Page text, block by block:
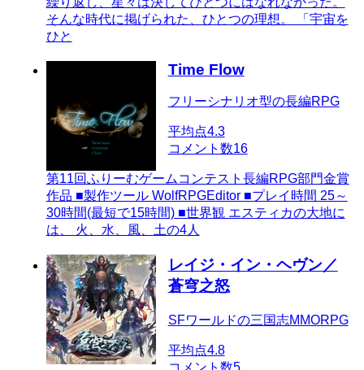
そんな時代に掲げられた、ひとつの理想。 「宇宙を
ひと
Time Flow
フリーシナリオ型の長編RPG
平均点4.3
コメント数16
第11回ふりーむゲームコンテスト長編RPG部門金賞
作品 ■製作ツール WolfRPGEditor ■プレイ時間 25～
30時間(最短で15時間) ■世界観 エスティカの大地に
は、 火、水、風、土の4人
レイジ・イン・ヘヴン／
蒼穹之怒
SFワールドの三国志MMORPG
平均点4.8
コメント数5